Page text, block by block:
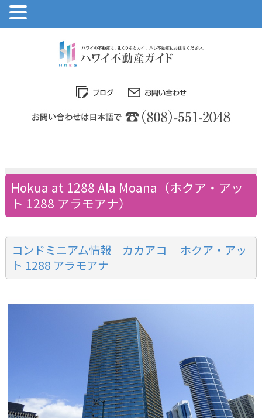
Hokua at 1288 Ala Moana（ホクア・アッ
ト 1288 アラモアナ）
コンドミニアム情報 カカアコ ホクア・アッ
ト 1288 アラモアナ